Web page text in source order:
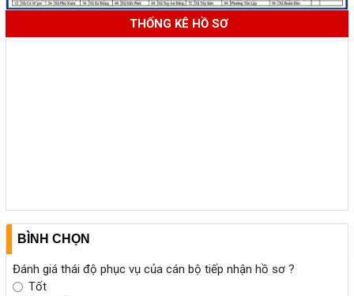
THỐNG KÊ HỒ SƠ
BÌNH CHỌN
Đánh giá thái độ phục vụ của cán bộ tiếp nhận hồ sơ ?
Tốt